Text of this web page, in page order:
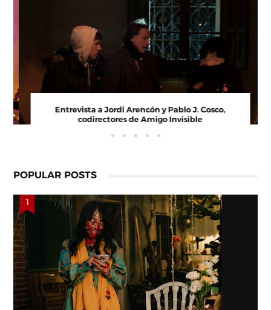
Entrevista a Paco Arasanz, director y guionista de
Nos Veremos Esta Noche, Mi Amor
POPULAR POSTS